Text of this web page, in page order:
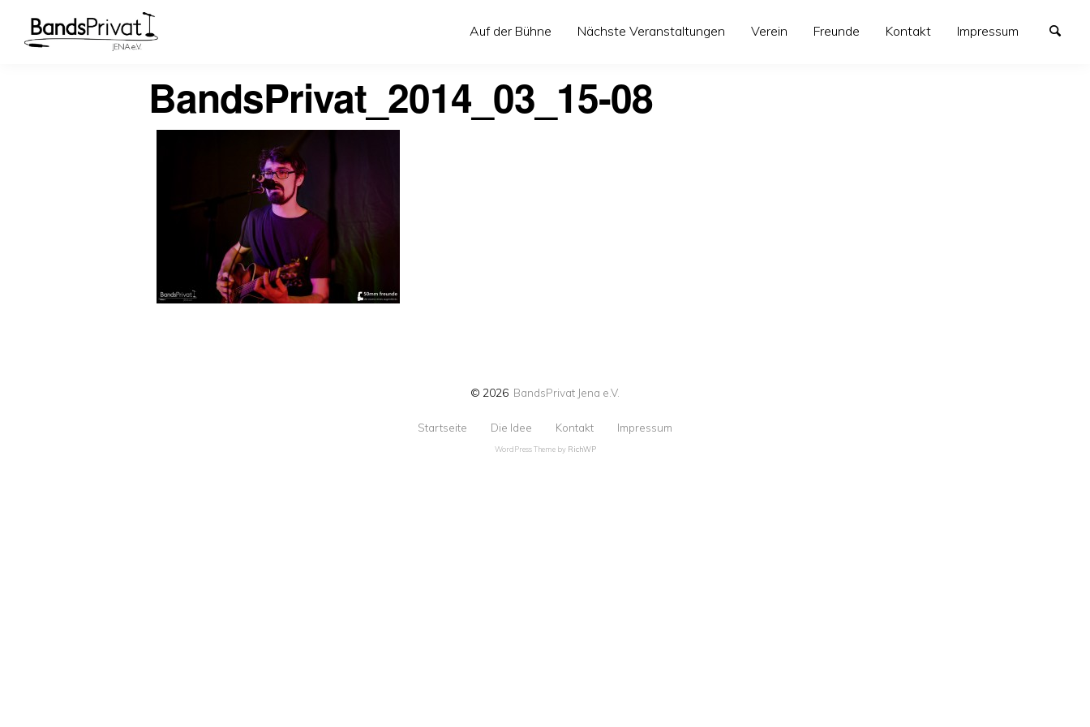
Auf der Bühne Nächste Veranstaltungen Verein Freunde Kontakt Impressum
BandsPrivat_2014_03_15-08
© 2026 BandsPrivat Jena e.V.
Startseite Die Idee Kontakt Impressum
WordPress Theme by RichWP